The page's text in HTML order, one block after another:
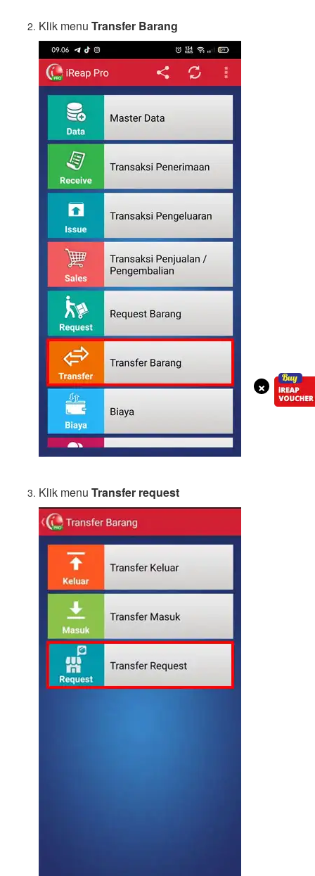
×
Klik menu Transfer Barang
Klik menu Transfer request